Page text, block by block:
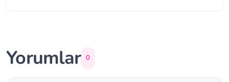
Yorumlar 0